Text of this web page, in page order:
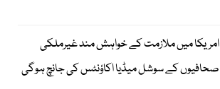
امریکا میں ملازمت کے خواہش مند غیرملکی
صحافیوں کے سوشل میڈیا اکاؤنٹس کی جانچ ہوگی